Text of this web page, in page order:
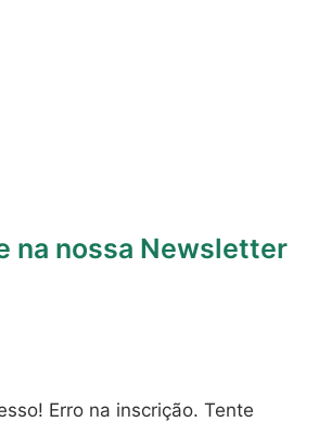
na nossa Newsletter
Erro na inscrição. Tente